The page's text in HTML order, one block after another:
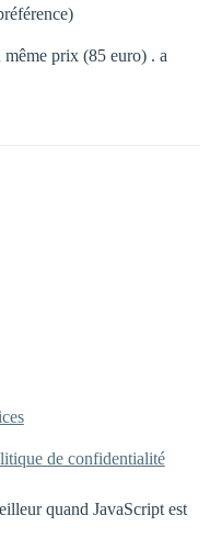
même prix (85 euro) . a
de confidentialité
quand JavaScript est